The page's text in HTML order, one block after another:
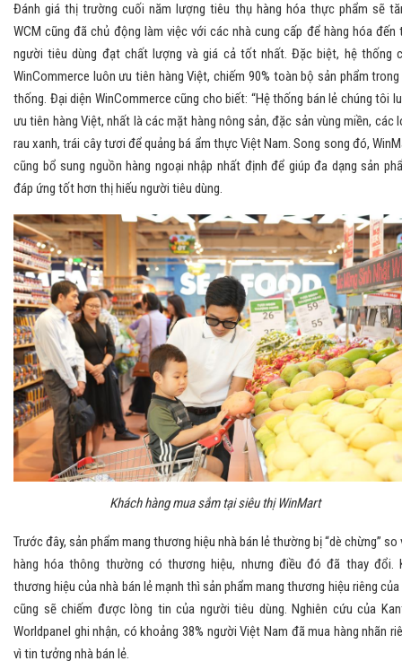
Đánh giá thị trường cuối năm lượng tiêu thụ hàng hóa thực phẩm sẽ
WCM cũng đã chủ động làm việc với các nhà cung cấp để hàng hóa đến
người tiêu dùng đạt chất lượng và giá cả tốt nhất. Đặc biệt, hệ thống
WinCommerce luôn ưu tiên hàng Việt, chiếm 90% toàn bộ sản phẩm trong
thống. Đại diện WinCommerce cũng cho biết: “Hệ thống bán lẻ chúng tôi
ưu tiên hàng Việt, nhất là các mặt hàng nông sản, đặc sản vùng miền, các
rau xanh, trái cây tươi để quảng bá ẩm thực Việt Nam. Song song đó,
cũng bổ sung nguồn hàng ngoại nhập nhất định để giúp đa dạng sản
đáp ứng tốt hơn thị hiếu người tiêu dùng.
Khách hàng mua sắm tại siêu thị WinMart
Trước đây, sản phẩm mang thương hiệu nhà bán lẻ thường bị “dè chừng” so
hàng hóa thông thường có thương hiệu, nhưng điều đó đã thay đổi.
thương hiệu của nhà bán lẻ mạnh thì sản phẩm mang thương hiệu riêng
cũng sẽ chiếm được lòng tin của người tiêu dùng. Nghiên cứu của
Worldpanel ghi nhận, có khoảng 38% người Việt Nam đã mua hàng nhãn
vì tin tưởng nhà bán lẻ.